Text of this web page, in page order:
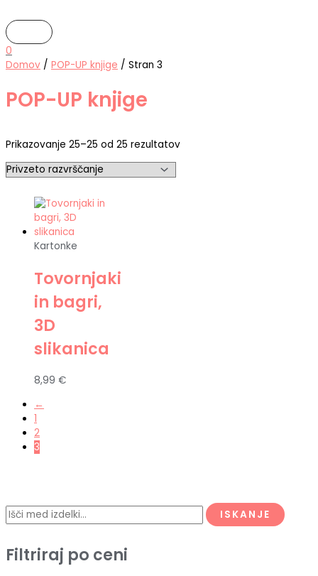
to
content
0
š
č
i
ISKANJE
Filtriraj po ceni
i
n
c
n
Domov / POP-UP knjige / Stran 3
POP-UP knjige
Prikazovanje 25–25 od 25 rezultatov
Kartonke
Tovornjaki
in bagri,
3D
slikanica
8,99 €
←
1
2
3